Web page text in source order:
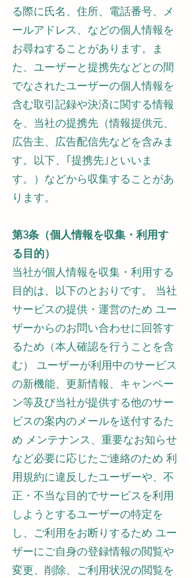
る際に氏名、住所、電話番号、メ
ールアドレス、などの個人情報を
お尋ねすることがあります。ま
た、ユーザーと提携先などとの間
でなされたユーザーの個人情報を
含む取引記録や決済に関する情報
を、当社の提携先（情報提供元、
広告主、広告配信先などを含みま
す。以下、｢提携先｣といいま
す。）などから収集することがあ
ります。
第3条（個人情報を収集・利用す
る目的）
当社が個人情報を収集・利用する
目的は、以下のとおりです。 当社
サービスの提供・運営のため ユー
ザーからのお問い合わせに回答す
るため（本人確認を行うことを含
む） ユーザーが利用中のサービス
の新機能、更新情報、キャンペー
ン等及び当社が提供する他のサー
ビスの案内のメールを送付するた
め メンテナンス、重要なお知らせ
など必要に応じたご連絡のため 利
用規約に違反したユーザーや、不
正・不当な目的でサービスを利用
しようとするユーザーの特定を
し、ご利用をお断りするため ユー
ザーにご自身の登録情報の閲覧や
変更、削除、ご利用状況の閲覧を